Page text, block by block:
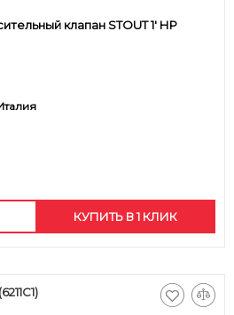
клапан STOUT 1' НР
КУПИТЬ В 1 КЛИК